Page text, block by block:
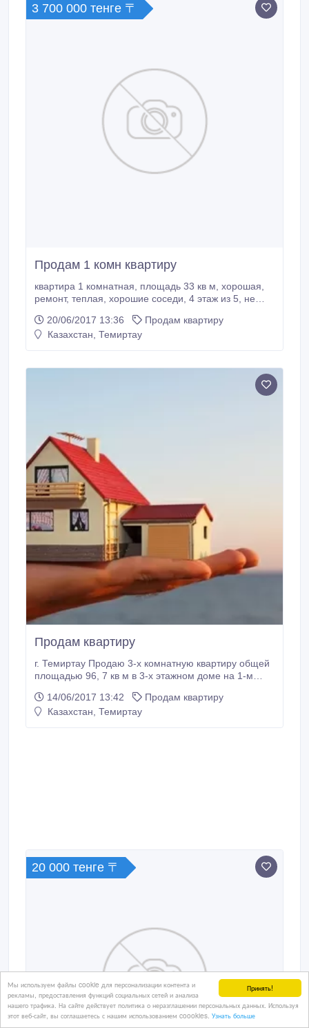
Принять!
Мы используем файлы cookie для персонализации контента и
рекламы, предоставления функций социальных сетей и анализа
нашего трафика. На сайте действует политика о неразглашении персональных данных. Используя
этот веб-сайт, вы соглашаетесь с нашим использованием coookies. Узнать больше
3 700 000 тенге 〒
Продам 1 комн квартиру
квартира 1 комнатная, площадь 33 кв м, хорошая,
ремонт, теплая, хорошие соседи, 4 этаж из 5, не
20/06/2017 13:36
Продам квартиру
Казахстан, Темиртау
Продам квартиру
г. Темиртау Продаю 3-х комнатную квартиру общей
площадью 96, 7 кв м в 3-х этажном доме на 1-м
ВСЕ ВОПРОСЫ ПО ТЕЛЕФОНУ Тел: 8 701-566-77-
61. Сообщения НЕ читаются.
14/06/2017 13:42
Продам квартиру
Казахстан, Темиртау
20 000 тенге 〒